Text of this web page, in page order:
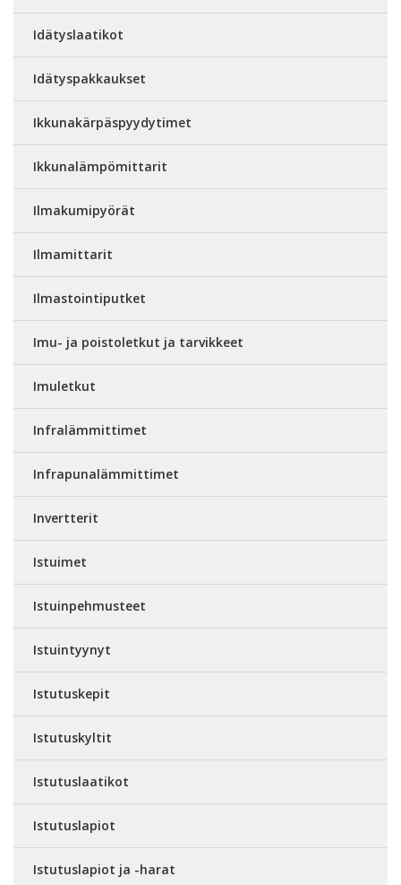
Idätyslaatikot
Idätyspakkaukset
Ikkunakärpäspyydytimet
Ikkunalämpömittarit
Ilmakumipyörät
Ilmamittarit
Ilmastointiputket
Imu- ja poistoletkut ja tarvikkeet
Imuletkut
Infralämmittimet
Infrapunalämmittimet
Invertterit
Istuimet
Istuinpehmusteet
Istuintyynyt
Istutuskepit
Istutuskyltit
Istutuslaatikot
Istutuslapiot
Istutuslapiot ja -harat